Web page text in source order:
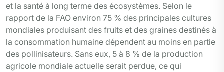
et la santé à long terme des écosystèmes. Selon le
rapport de la FAO environ 75 % des principales cultures
mondiales produisant des fruits et des graines destinés à
la consommation humaine dépendent au moins en partie
des pollinisateurs. Sans eux, 5 à 8 % de la production
agricole mondiale actuelle serait perdue, ce qui